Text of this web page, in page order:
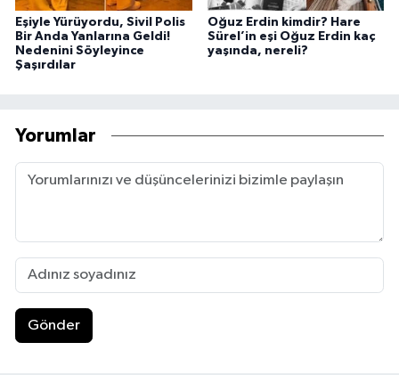
Eşiyle Yürüyordu, Sivil Polis
Bir Anda Yanlarına Geldi!
Nedenini Söyleyince
Şaşırdılar
Oğuz Erdin kimdir? Hare
Sürel’in eşi Oğuz Erdin kaç
yaşında, nereli?
Yorumlar
Gönder